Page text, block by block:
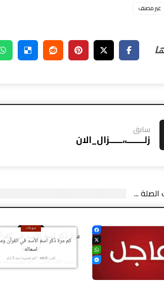
غير مصنف
سابق
زلـــــــ،،ـــــزال_الان
الصلة ...